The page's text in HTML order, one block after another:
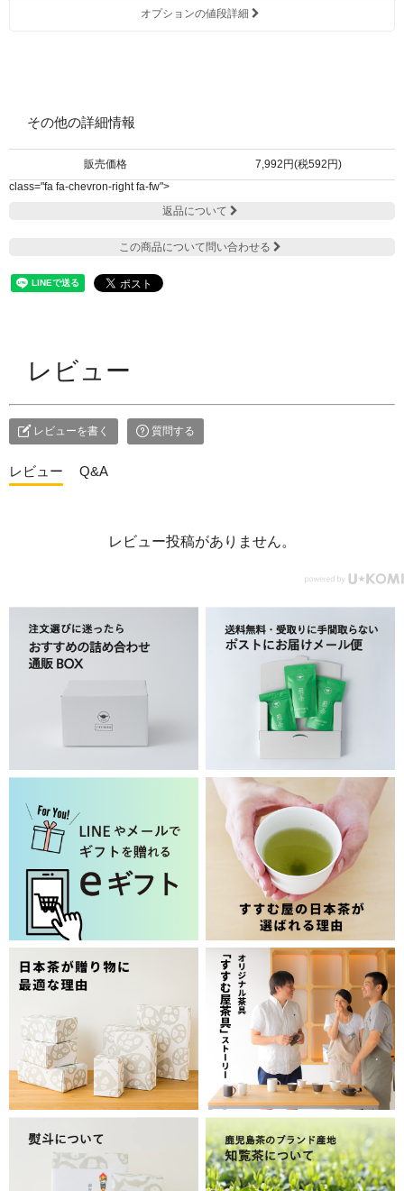
オプションの値段詳細
その他の詳細情報
販売価格
7,992円(税592円)
class="fa fa-chevron-right fa-fw">
返品について
この商品について問い合わせる
レビュー
レビューを書く 質問する
レビュー Q&A
レビュー投稿がありません。